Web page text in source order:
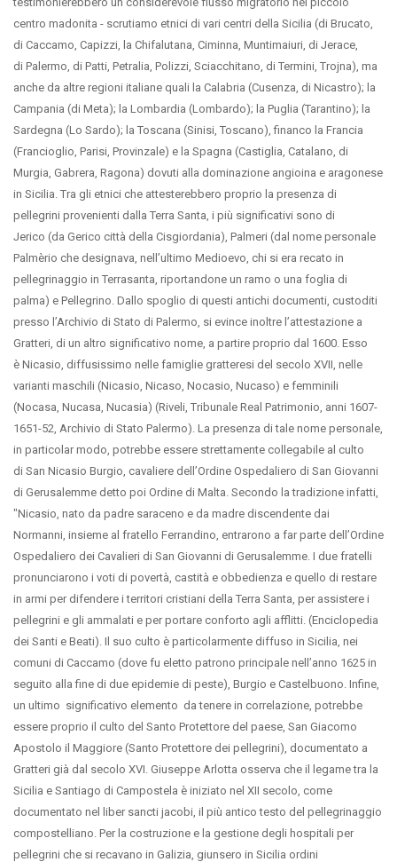
centro madonita - scrutiamo etnici di vari centri della Sicilia (di Brucato,
di Caccamo, Capizzi, la Chifalutana, Ciminna, Muntimaiuri, di Jerace,
di Palermo, di Patti, Petralia, Polizzi, Sciacchitano, di Termini, Trojna), ma
anche da altre regioni italiane quali la Calabria (Cusenza, di Nicastro); la
Campania (di Meta); la Lombardia (Lombardo); la Puglia (Tarantino); la
Sardegna (Lo Sardo); la Toscana (Sinisi, Toscano), financo la Francia
(Francioglio, Parisi, Provinzale) e la Spagna (Castiglia, Catalano, di
Murgia, Gabrera, Ragona) dovuti alla dominazione angioina e aragonese
in Sicilia. Tra gli etnici che attesterebbero proprio la presenza di
pellegrini provenienti dalla Terra Santa, i più significativi sono di
Jerico (da Gerico città della Cisgiordania), Palmeri (dal nome personale
Palmèrio che designava, nell’ultimo Medioevo, chi si era recato in
pellegrinaggio in Terrasanta, riportandone un ramo o una foglia di
palma) e Pellegrino. Dallo spoglio di questi antichi documenti, custoditi
presso l’Archivio di Stato di Palermo, si evince inoltre l’attestazione a
Gratteri, di un altro significativo nome, a partire proprio dal 1600. Esso
è Nicasio, diffusissimo nelle famiglie gratteresi del secolo XVII, nelle
varianti maschili (Nicasio, Nicaso, Nocasio, Nucaso) e femminili
(Nocasa, Nucasa, Nucasia) (Riveli, Tribunale Real Patrimonio, anni 1607-
1651-52, Archivio di Stato Palermo). La presenza di tale nome personale,
in particolar modo, potrebbe essere strettamente collegabile al culto
di San Nicasio Burgio, cavaliere dell’Ordine Ospedaliero di San Giovanni
di Gerusalemme detto poi Ordine di Malta. Secondo la tradizione infatti,
"Nicasio, nato da padre saraceno e da madre discendente dai
Normanni, insieme al fratello Ferrandino, entrarono a far parte dell’Ordine
Ospedaliero dei Cavalieri di San Giovanni di Gerusalemme. I due fratelli
pronunciarono i voti di povertà, castità e obbedienza e quello di restare
in armi per difendere i territori cristiani della Terra Santa, per assistere i
pellegrini e gli ammalati e per portare conforto agli afflitti. (Enciclopedia
dei Santi e Beati). Il suo culto è particolarmente diffuso in Sicilia, nei
comuni di Caccamo (dove fu eletto patrono principale nell’anno 1625 in
seguito alla fine di due epidemie di peste), Burgio e Castelbuono. Infine,
un ultimo significativo elemento da tenere in correlazione, potrebbe
essere proprio il culto del Santo Protettore del paese, San Giacomo
Apostolo il Maggiore (Santo Protettore dei pellegrini), documentato a
Gratteri già dal secolo XVI. Giuseppe Arlotta osserva che il legame tra la
Sicilia e Santiago di Campostela è iniziato nel XII secolo, come
documentato nel liber sancti jacobi, il più antico testo del pellegrinaggio
compostelliano. Per la costruzione e la gestione degli hospitali per
pellegrini che si recavano in Galizia, giunsero in Sicilia ordini